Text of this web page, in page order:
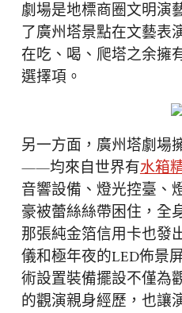
劇場是地標商圈文明演
了廣州塔景點在文藝表
在吃、喝、爬塔之余擁
選擇項。
另一方面，廣州塔劇場
——均來自世界有水箱
音響設備、燈光控臺、
豪被蕾絲絲帶困住，全
那張純金箔信用卡也發
儀和極年夜的LED佈景
術設置裝備擺設不僅為
的觀演親身經歷，也讓